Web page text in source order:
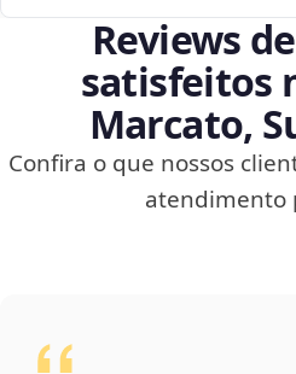
Reviews
satisfeitos
Marcato,
Confira o que nossos
atendimento